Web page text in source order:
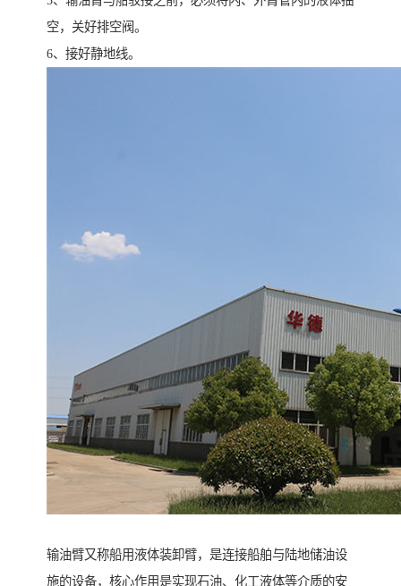
空，关好排空阀。
6、接好静地线。
输油臂又称船用液体装卸臂，是连接船舶与陆地储油设
施的设备，核心作用是实现石油、化工液体等介质的安